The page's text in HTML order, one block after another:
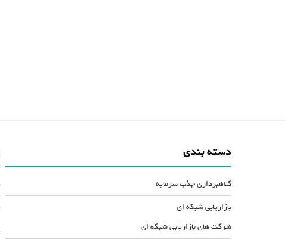
دسته بندی
کلاهبرداری جذب سرمایه
بازاریابی شبکه ای
شرکت های بازاریابی شبکه ای